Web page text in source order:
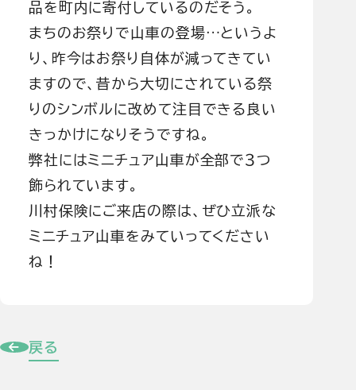
品を町内に寄付しているのだそう。
まちのお祭りで山車の登場…というよ
り、昨今はお祭り自体が減ってきてい
ますので、昔から大切にされている祭
りのシンボルに改めて注目できる良い
きっかけになりそうですね。
弊社にはミニチュア山車が全部で３つ
飾られています。
川村保険にご来店の際は、ぜひ立派な
ミニチュア山車をみていってください
ね！
戻る